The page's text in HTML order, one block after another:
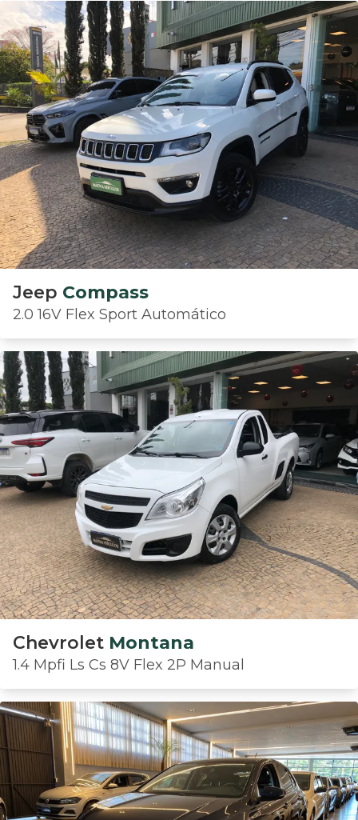
Jeep Compass
2.0 16V Flex Sport Automático
Chevrolet Montana
1.4 Mpfi Ls Cs 8V Flex 2P Manual